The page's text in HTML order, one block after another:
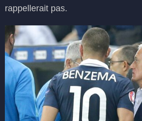
rappellerait pas.